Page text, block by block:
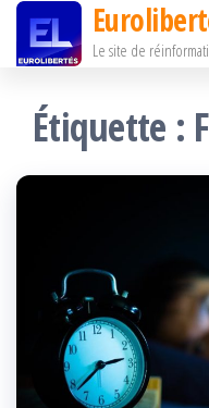
Passer
contenu
Le site de
Étiquette :